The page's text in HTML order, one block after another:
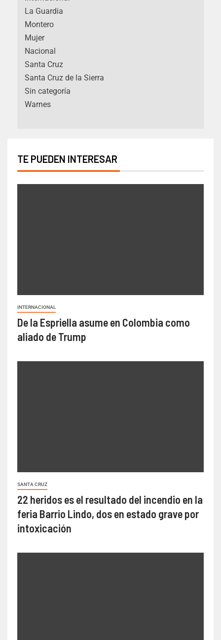
La Guardia
Montero
Mujer
Nacional
Santa Cruz
Santa Cruz de la Sierra
Sin categoría
Warnes
TE PUEDEN INTERESAR
INTERNACIONAL
De la Espriella asume en Colombia como
aliado de Trump
SANTA CRUZ
22 heridos es el resultado del incendio en la
feria Barrio Lindo, dos en estado grave por
intoxicación